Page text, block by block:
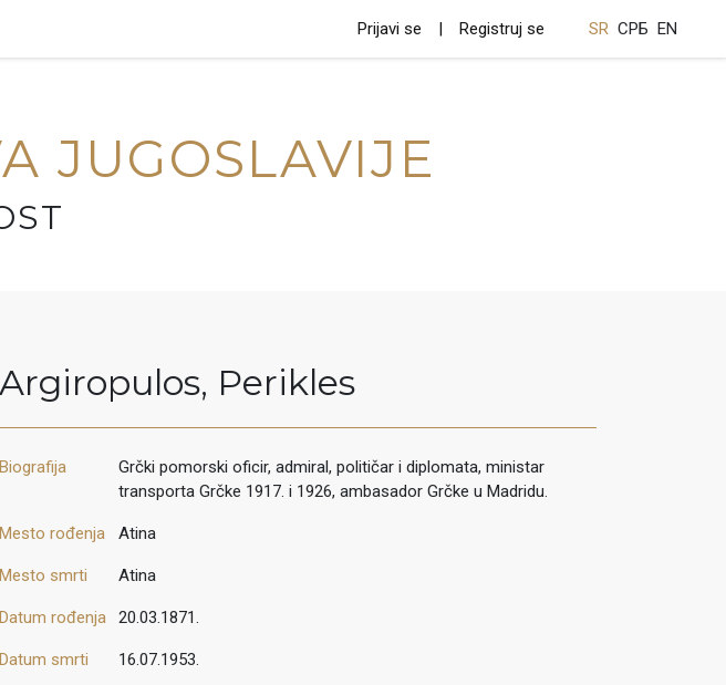
Prijavi se Registruj se SR СРБ EN
JUGOSLAVIJE
Argiropulos, Perikles
Biografija
Grčki pomorski oficir, admiral, političar i diplomata, ministar
transporta Grčke 1917. i 1926, ambasador Grčke u Madridu.
Mesto rođenja Atina
Mesto smrti Atina
Datum rođenja 20.03.1871.
Datum smrti 16.07.1953.